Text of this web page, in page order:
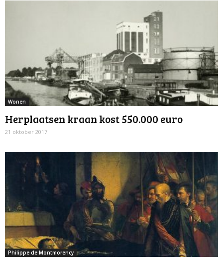
Wonen
Herplaatsen kraan kost 550.000 euro
21 oktober 2017
Philippe de Montmorency